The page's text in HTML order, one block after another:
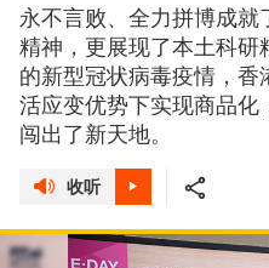
永不言败、全力拼博成
精神，更展现了本土科研
的新型冠状病毒疫情，香
活应变优势下实现商品化
闯出了新天地。
收听